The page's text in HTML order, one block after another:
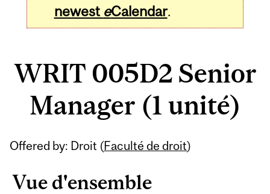
newest eCalendar.
WRIT 005D2 Senior
Manager (1 unité)
Offered by: Droit (Faculté de droit)
Vue d'ensemble
Related